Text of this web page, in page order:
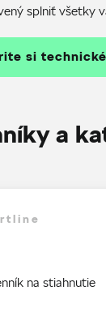
splniť všetky
si
a
na stiahnutie